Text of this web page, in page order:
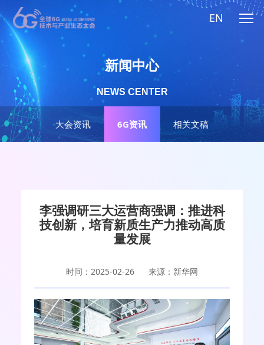
EN
大会资讯 6G资讯 相关文稿
新闻中心
NEWS CENTER
李强调研三大运营商强调：推进科
技创新，培育新质生产力推动高质
量发展
时间：2025-02-26 来源：新华网